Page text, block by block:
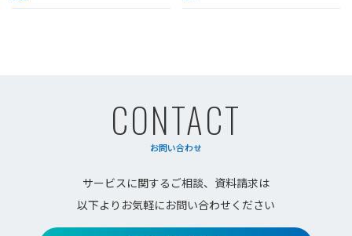
CONTACT
お問い合わせ
サービスに関するご相談、資料請求は
以下よりお気軽にお問い合わせください